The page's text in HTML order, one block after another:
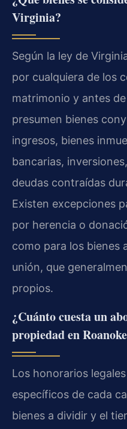
Virginia?
Según la ley de
por cualquiera de los
matrimonio y antes
presumen bienes
ingresos, bienes
bancarias,
deudas contraídas
Existen excepciones
por herencia o
como para los bienes
unión, que
propios.
¿Cuánto cuesta un
propiedad en
Los honorarios
específicos de cada
bienes a dividir y el